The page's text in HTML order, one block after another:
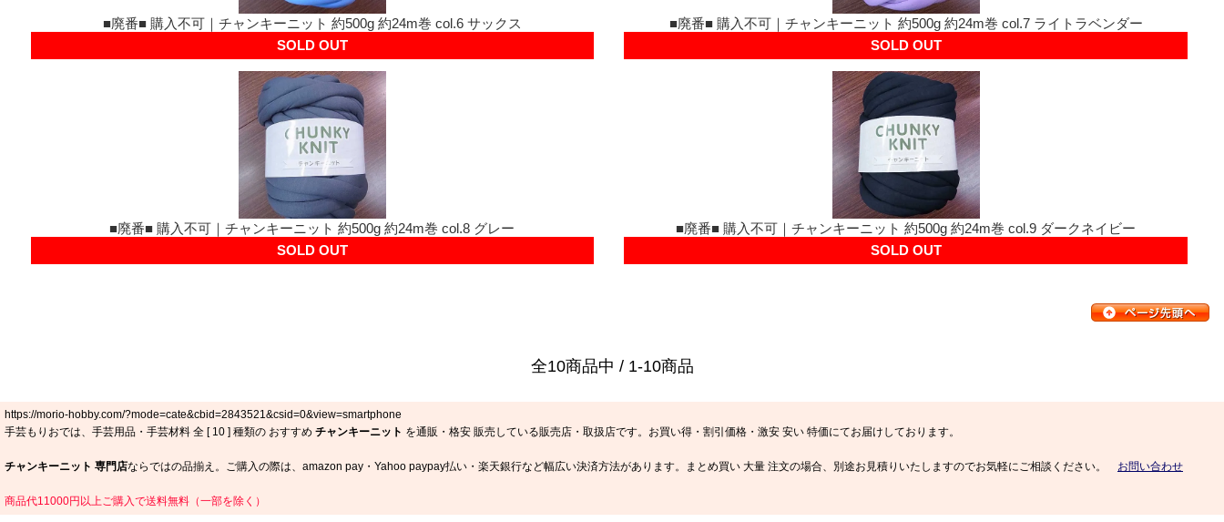
■廃番■ 購入不可｜チャンキーニット 約500g 約24m巻 col.6 サックス
SOLD OUT
■廃番■ 購入不可｜チャンキーニット 約500g 約24m巻 col.7 ライトラベンダー
SOLD OUT
■廃番■ 購入不可｜チャンキーニット 約500g 約24m巻 col.8 グレー
SOLD OUT
■廃番■ 購入不可｜チャンキーニット 約500g 約24m巻 col.9 ダークネイビー
SOLD OUT
全10商品中 / 1-10商品
https://morio-hobby.com/?mode=cate&cbid=2843521&csid=0&view=smartphone
手芸もりおでは、手芸用品・手芸材料 全 [ 10 ] 種類の おすすめ チャンキーニット を通販・格安 販売している販売店・取扱店です。お買い得・割引価格・激安 安い 特価にてお届けしております。
チャンキーニット 専門店ならではの品揃え。ご購入の際は、amazon pay・Yahoo paypay払い・楽天銀行など幅広い決済方法があります。まとめ買い 大量 注文の場合、別途お見積りいたしますのでお気軽にご相談ください。 お問い合わせ
商品代11000円以上ご購入で送料無料（一部を除く）